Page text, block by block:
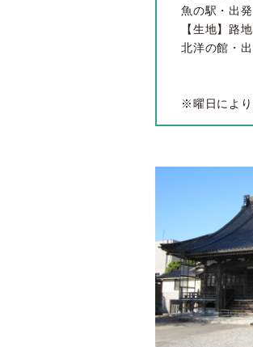
魚の駅・出
【生地】路
北洋の館・
※曜日により